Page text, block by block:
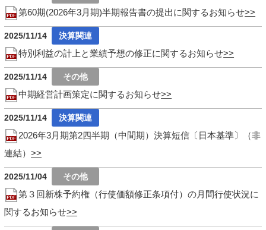
第60期(2026年3月期)半期報告書の提出に関するお知らせ
2025/11/14
特別利益の計上と業績予想の修正に関するお知らせ
2025/11/14
中期経営計画策定に関するお知らせ
2025/11/14
2026年3月期第2四半期（中間期）決算短信〔日本基準〕（非
連結）
2025/11/04
第３回新株予約権（行使価額修正条項付）の月間行使状況に
関するお知らせ